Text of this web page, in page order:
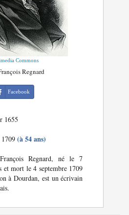
Commons
Regnard
Facebook
1655
1709(à 54 ans)
François Regnard, né le 7
et mort le 4 septembre 1709
à Dourdan, est un écrivain